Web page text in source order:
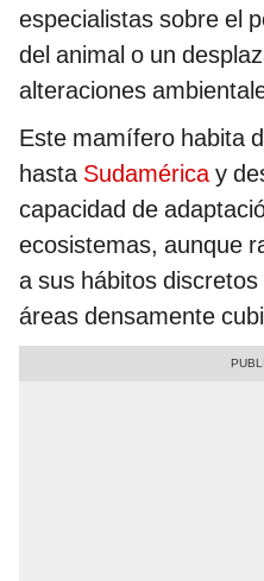
especialistas sobre el
del animal o un
alteraciones
Este mamífero habita
hasta Sudaméricay
capacidad de
ecosistemas, aunque
a sus hábitos
áreas densamente